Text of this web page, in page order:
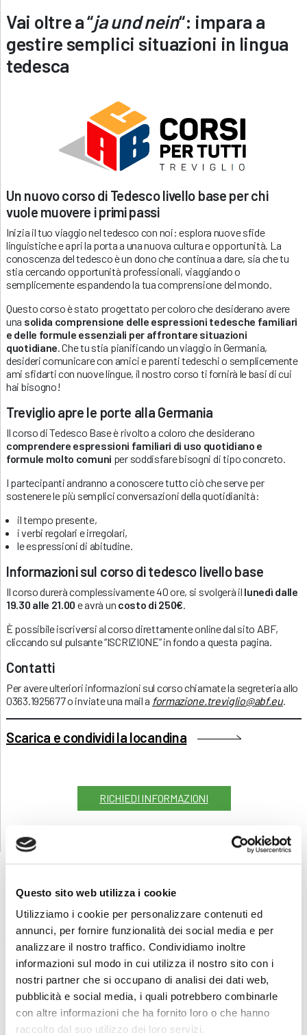
Questo sito web utilizza i cookie
Utilizziamo i cookie per personalizzare contenuti ed
annunci, per fornire funzionalità dei social media e per
analizzare il nostro traffico. Condividiamo inoltre
informazioni sul modo in cui utilizza il nostro sito con i
nostri partner che si occupano di analisi dei dati web,
pubblicità e social media, i quali potrebbero combinarle
con altre informazioni che ha fornito loro o che hanno
raccolto dal suo utilizzo dei loro servizi.
Vai oltre a “ja und nein“: impara a
gestire semplici situazioni in lingua
tedesca
Un nuovo corso di Tedesco livello base per chi
vuole muovere i primi passi
Inizia il tuo viaggio nel tedesco con noi: esplora nuove sfide
linguistiche e apri la porta a una nuova cultura e opportunità. La
conoscenza del tedesco è un dono che continua a dare, sia che tu
stia cercando opportunità professionali, viaggiando o
semplicemente espandendo la tua comprensione del mondo.
Questo corso è stato progettato per coloro che desiderano avere
una solida comprensione delle espressioni tedesche familiari
e delle formule essenziali per affrontare situazioni
quotidiane . Che tu stia pianificando un viaggio in Germania,
desideri comunicare con amici e parenti tedeschi o semplicemente
ami sfidarti con nuove lingue, il nostro corso ti fornirà le basi di cui
hai bisogno!
Treviglio apre le porte alla Germania
Il corso di Tedesco Base è rivolto a coloro che desiderano
comprendere espressioni familiari di uso quotidiano e
formule molto comuni per soddisfare bisogni di tipo concreto.
I partecipanti andranno a conoscere tutto ciò che serve per
sostenere le più semplici conversazioni della quotidianità:
il tempo presente,
i verbi regolari e irregolari,
le espressioni di abitudine.
Informazioni sul corso di tedesco livello base
Il corso durerà complessivamente 40 ore, si svolgerà il lunedì dalle
19.30 alle 21.00 e avrà un costo di 250€
È possibile iscriversi al corso direttamente online dal sito ABF,
cliccando sul pulsante “ISCRIZIONE” in fondo a questa pagina.
Contatti
Per avere ulteriori informazioni sul corso chiamate la segreteria allo
0363.1925677 o inviate una mail a formazione.treviglio@abf.eu.
Scarica e condividi la locandina
RICHIEDI INFORMAZIONI
FORMAZIONEE CORSI
Seleziona e filtra per:
ADULTI
AZIENDE
DOPO LA TERZA MEDIA